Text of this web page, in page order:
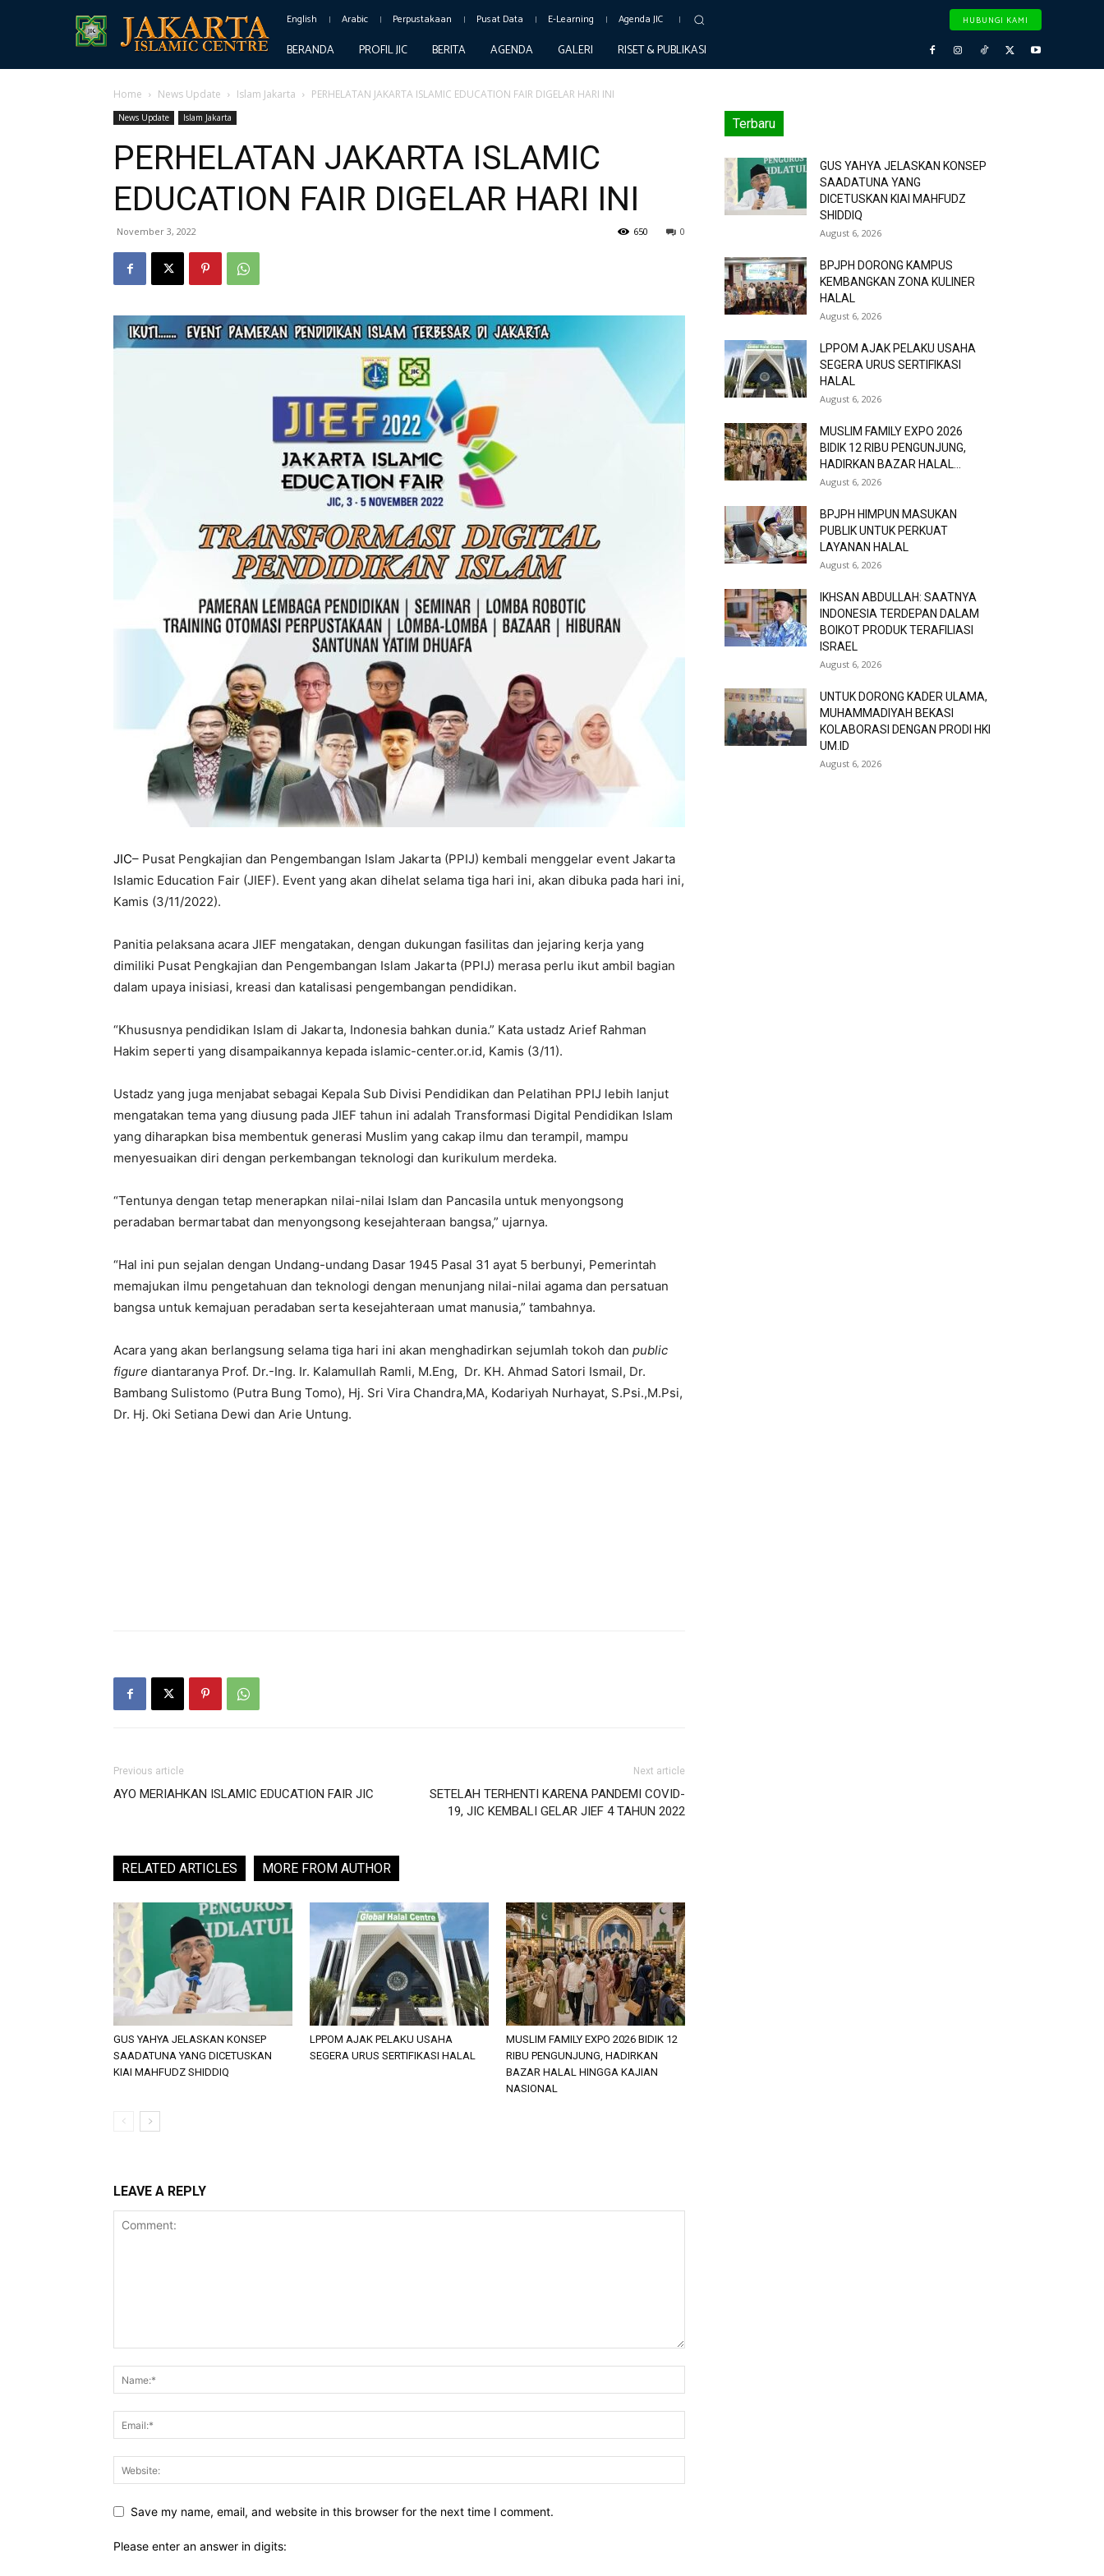
English Arabic Perpustakaan Pusat Data E-Learning Agenda JIC HUBUNGI KAMI
BERANDA PROFIL JIC BERITA AGENDA GALERI RISET & PUBLIKASI
Home News Update Islam Jakarta PERHELATAN JAKARTA ISLAMIC EDUCATION FAIR DIGELAR HARI INI
News Update Islam Jakarta
PERHELATAN JAKARTA ISLAMIC
EDUCATION FAIR DIGELAR HARI INI
November 3, 2022 0
650
JIC– Pusat Pengkajian dan Pengembangan Islam Jakarta (PPIJ) kembali menggelar event Jakarta
Islamic Education Fair (JIEF). Event yang akan dihelat selama tiga hari ini, akan dibuka pada hari ini,
Kamis (3/11/2022).
Panitia pelaksana acara JIEF mengatakan, dengan dukungan fasilitas dan jejaring kerja yang
dimiliki Pusat Pengkajian dan Pengembangan Islam Jakarta (PPIJ) merasa perlu ikut ambil bagian
dalam upaya inisiasi, kreasi dan katalisasi pengembangan pendidikan.
“Khususnya pendidikan Islam di Jakarta, Indonesia bahkan dunia.” Kata ustadz Arief Rahman
Hakim seperti yang disampaikannya kepada islamic-center.or.id, Kamis (3/11).
Ustadz yang juga menjabat sebagai Kepala Sub Divisi Pendidikan dan Pelatihan PPIJ lebih lanjut
mengatakan tema yang diusung pada JIEF tahun ini adalah Transformasi Digital Pendidikan Islam
yang diharapkan bisa membentuk generasi Muslim yang cakap ilmu dan terampil, mampu
menyesuaikan diri dengan perkembangan teknologi dan kurikulum merdeka.
“Tentunya dengan tetap menerapkan nilai-nilai Islam dan Pancasila untuk menyongsong
peradaban bermartabat dan menyongsong kesejahteraan bangsa,” ujarnya.
“Hal ini pun sejalan dengan Undang-undang Dasar 1945 Pasal 31 ayat 5 berbunyi, Pemerintah
memajukan ilmu pengetahuan dan teknologi dengan menunjang nilai-nilai agama dan persatuan
bangsa untuk kemajuan peradaban serta kesejahteraan umat manusia,” tambahnya.
Acara yang akan berlangsung selama tiga hari ini akan menghadirkan sejumlah tokoh dan public
figure diantaranya Prof. Dr.-Ing. Ir. Kalamullah Ramli, M.Eng, Dr. KH. Ahmad Satori Ismail, Dr.
Bambang Sulistomo (Putra Bung Tomo), Hj. Sri Vira Chandra,MA, Kodariyah Nurhayat, S.Psi.,M.Psi,
Dr. Hj. Oki Setiana Dewi dan Arie Untung.
Previous article
AYO MERIAHKAN ISLAMIC EDUCATION FAIR JIC
Next article
SETELAH TERHENTI KARENA PANDEMI COVID-
19, JIC KEMBALI GELAR JIEF 4 TAHUN 2022
RELATED ARTICLES MORE FROM AUTHOR
GUS YAHYA JELASKAN KONSEP
SAADATUNA YANG DICETUSKAN
KIAI MAHFUDZ SHIDDIQ
LPPOM AJAK PELAKU USAHA
SEGERA URUS SERTIFIKASI HALAL
MUSLIM FAMILY EXPO 2026 BIDIK 12
RIBU PENGUNJUNG, HADIRKAN
BAZAR HALAL HINGGA KAJIAN
NASIONAL
LEAVE A REPLY
Save my name, email, and website in this browser for the next time I comment.
Please enter an answer in digits:
Terbaru
GUS YAHYA JELASKAN KONSEP
SAADATUNA YANG
DICETUSKAN KIAI MAHFUDZ
SHIDDIQ
August 6, 2026
BPJPH DORONG KAMPUS
KEMBANGKAN ZONA KULINER
HALAL
August 6, 2026
LPPOM AJAK PELAKU USAHA
SEGERA URUS SERTIFIKASI
HALAL
August 6, 2026
MUSLIM FAMILY EXPO 2026
BIDIK 12 RIBU PENGUNJUNG,
HADIRKAN BAZAR HALAL...
August 6, 2026
BPJPH HIMPUN MASUKAN
PUBLIK UNTUK PERKUAT
LAYANAN HALAL
August 6, 2026
IKHSAN ABDULLAH: SAATNYA
INDONESIA TERDEPAN DALAM
BOIKOT PRODUK TERAFILIASI
ISRAEL
August 6, 2026
UNTUK DORONG KADER ULAMA,
MUHAMMADIYAH BEKASI
KOLABORASI DENGAN PRODI HKI
UM.ID
August 6, 2026